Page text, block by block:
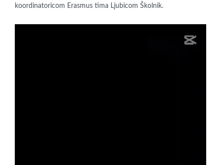
koordinatoricom Erasmus tima Ljubicom Školnik.